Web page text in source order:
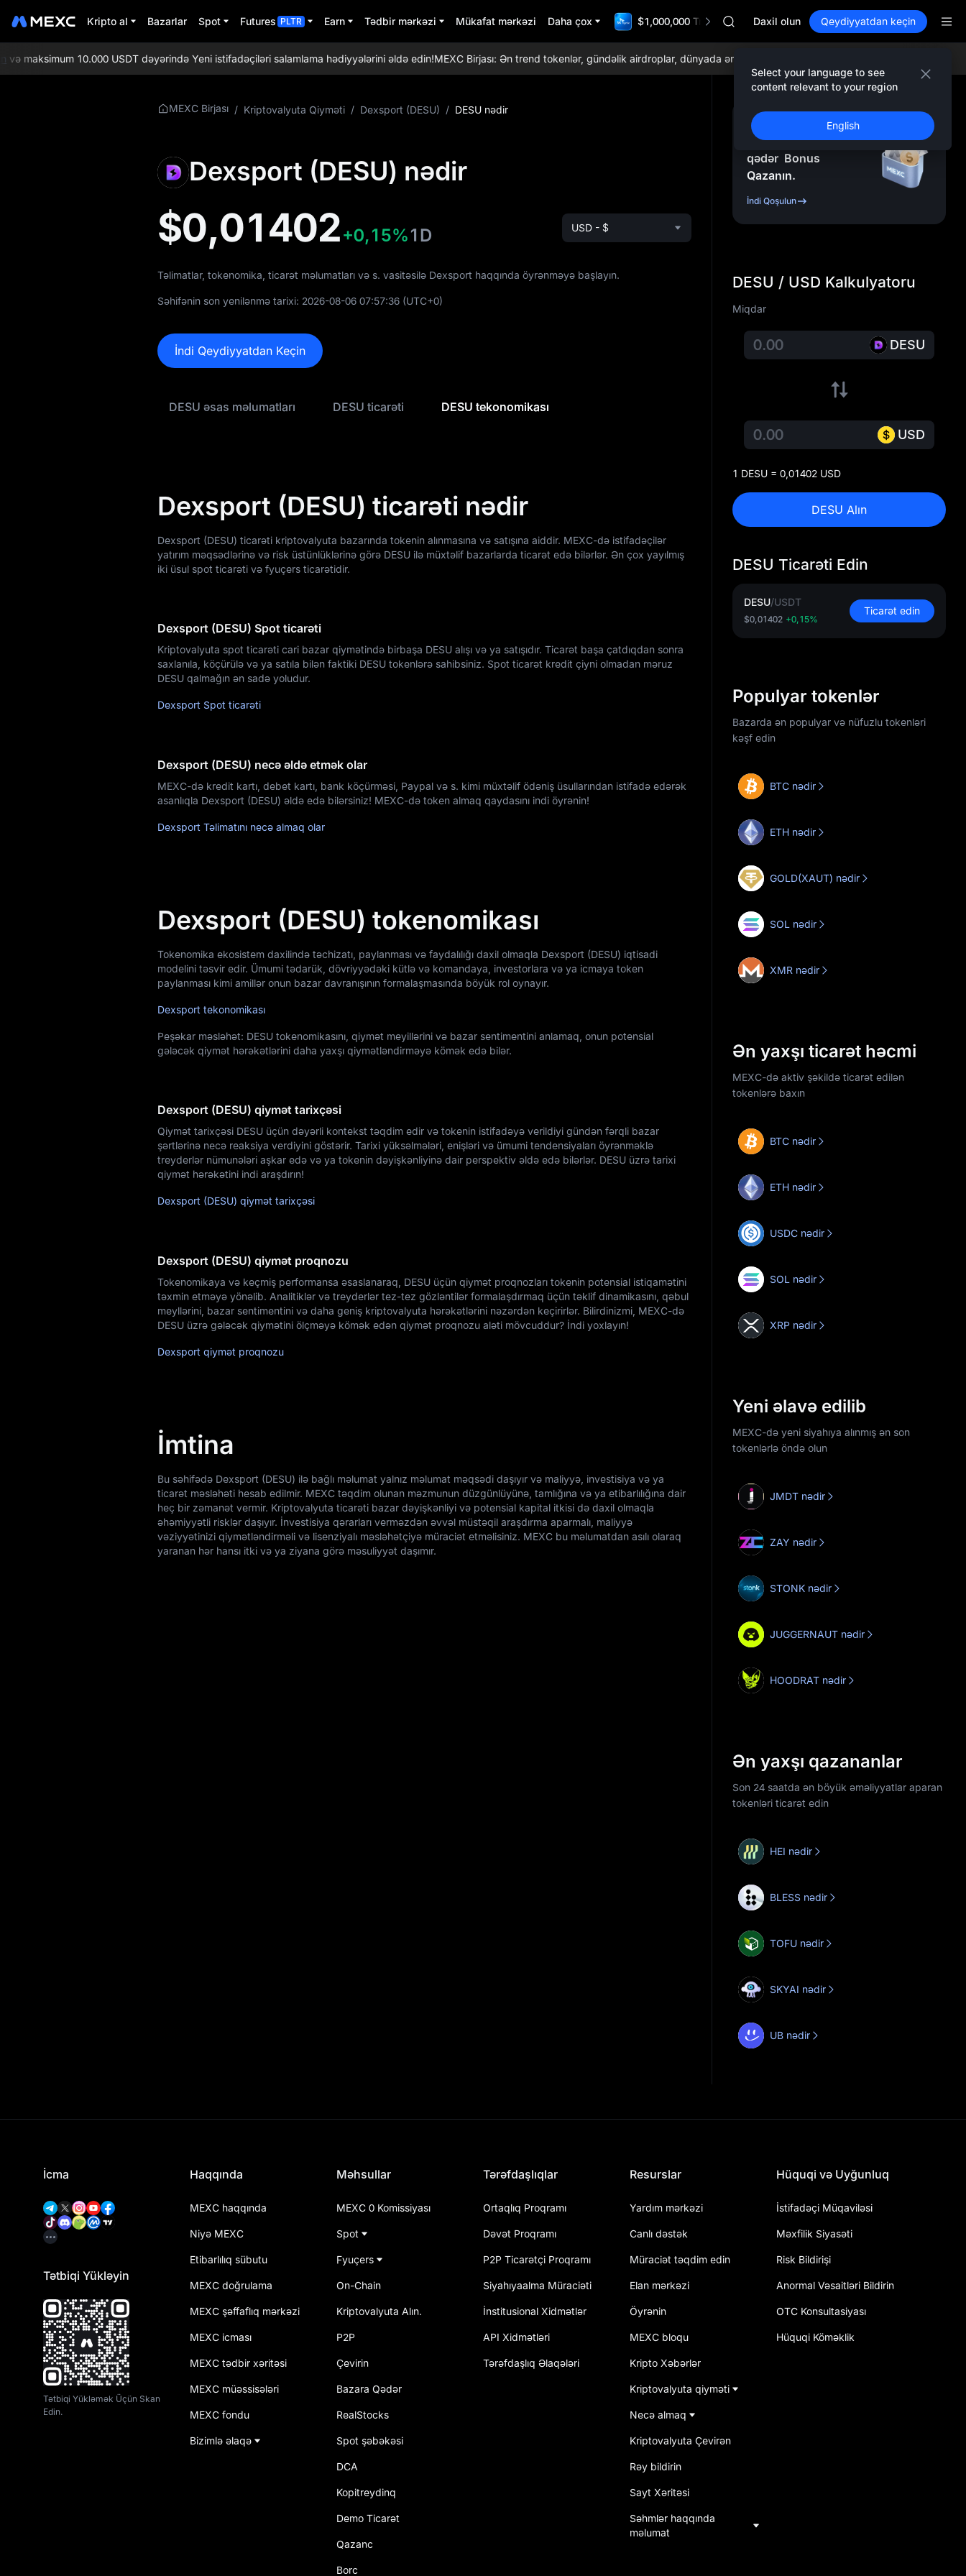
Kripto al Bazarlar Spot Futures PLTR Earn Tədbir mərkəzi Mükafat mərkəzi Daha çox $1,000,000 TradFi GalaUNITREE
Unitree Future Now Live
MINIMAX
UNITREE
Unitree Future Now Live
Daxil olun Qeydiyyatdan keçin
Select your language to see
content relevant to your region
English
maksimum 10.000 USDT dəyərində Yeni istifadəçiləri salamlama hədiyyələrini əldə edin!MEXC Birjası: Ən trend tokenlər, gündəlik airdroplar, dünyada ən aşağı ticarət komissiyaları və hərtərəfli likvidlikdən
MEXC Birjası / Kriptovalyuta Qiyməti / Dexsport (DESU) / DESU nədir
Dexsport (DESU) nədir
$0,01402+0,15%1D USD - $
Təlimatlar, tokenomika, ticarət məlumatları və s. vasitəsilə Dexsport haqqında öyrənməyə başlayın.
Səhifənin son yenilənmə tarixi: 2026-08-06 07:57:36 (UTC+0)
İndi Qeydiyyatdan Keçin
DESU əsas məlumatları DESU ticarəti DESU tekonomikası
Dexsport (DESU) ticarəti nədir
Dexsport (DESU) ticarəti kriptovalyuta bazarında tokenin alınmasına və satışına aiddir. MEXC-də istifadəçilər
yatırım məqsədlərinə və risk üstünlüklərinə görə DESU ilə müxtəlif bazarlarda ticarət edə bilərlər. Ən çox yayılmış
iki üsul spot ticarəti və fyuçers ticarətidir.
Dexsport (DESU) Spot ticarəti
Kriptovalyuta spot ticarəti cari bazar qiymətində birbaşa DESU alışı və ya satışıdır. Ticarət başa çatdıqdan sonra
saxlanıla, köçürülə və ya satıla bilən faktiki DESU tokenlərə sahibsiniz. Spot ticarət kredit çiyni olmadan məruz
DESU qalmağın ən sadə yoludur.
Dexsport Spot ticarəti
Dexsport (DESU) necə əldə etmək olar
MEXC-də kredit kartı, debet kartı, bank köçürməsi, Paypal və s. kimi müxtəlif ödəniş üsullarından istifadə edərək
asanlıqla Dexsport (DESU) əldə edə bilərsiniz! MEXC-də token almaq qaydasını indi öyrənin!
Dexsport Təlimatını necə almaq olar
Dexsport (DESU) tokenomikası
Tokenomika ekosistem daxilində təchizatı, paylanması və faydalılığı daxil olmaqla Dexsport (DESU) iqtisadi
modelini təsvir edir. Ümumi tədarük, dövriyyədəki kütlə və komandaya, investorlara və ya icmaya token
paylanması kimi amillər onun bazar davranışının formalaşmasında böyük rol oynayır.
Dexsport tekonomikası
Peşəkar məsləhət: DESU tokenomikasını, qiymət meyillərini və bazar sentimentini anlamaq, onun potensial
gələcək qiymət hərəkətlərini daha yaxşı qiymətləndirməyə kömək edə bilər.
Dexsport (DESU) qiymət tarixçəsi
Qiymət tarixçəsi DESU üçün dəyərli kontekst təqdim edir və tokenin istifadəyə verildiyi gündən fərqli bazar
şərtlərinə necə reaksiya verdiyini göstərir. Tarixi yüksəlmələri, enişləri və ümumi tendensiyaları öyrənməklə
treyderlər nümunələri aşkar edə və ya tokenin dəyişkənliyinə dair perspektiv əldə edə bilərlər. DESU üzrə tarixi
qiymət hərəkətini indi araşdırın!
Dexsport (DESU) qiymət tarixçəsi
Dexsport (DESU) qiymət proqnozu
Tokenomikaya və keçmiş performansa əsaslanaraq, DESU üçün qiymət proqnozları tokenin potensial istiqamətini
təxmin etməyə yönəlib. Analitiklər və treyderlər tez-tez gözləntilər formalaşdırmaq üçün təklif dinamikasını, qəbul
meyllərini, bazar sentimentini və daha geniş kriptovalyuta hərəkətlərini nəzərdən keçirirlər. Bilirdinizmi, MEXC-də
DESU üzrə gələcək qiymətini ölçməyə kömək edən qiymət proqnozu aləti mövcuddur? İndi yoxlayın!
Dexsport qiymət proqnozu
İmtina
Bu səhifədə Dexsport (DESU) ilə bağlı məlumat yalnız məlumat məqsədi daşıyır və maliyyə, investisiya və ya
ticarət məsləhəti hesab edilmir. MEXC təqdim olunan məzmunun düzgünlüyünə, tamlığına və ya etibarlılığına dair
heç bir zəmanət vermir. Kriptovalyuta ticarəti bazar dəyişkənliyi və potensial kapital itkisi də daxil olmaqla
əhəmiyyətli risklər daşıyır. İnvestisiya qərarları verməzdən əvvəl müstəqil araşdırma aparmalı, maliyyə
vəziyyətinizi qiymətləndirməli və lisenziyalı məsləhətçiyə müraciət etməlisiniz. MEXC bu məlumatdan asılı olaraq
yaranan hər hansı itki və ya ziyana görə məsuliyyət daşımır.
Qeydiyyatdan Keçin
və 10.000USDT -ə
qədər Bonus
Qazanın.
İndi Qoşulun
DESU / USD Kalkulyatoru
Miqdar
DESU
USD
1 DESU = 0,01402 USD
DESU Alın
DESU Ticarəti Edin
DESU/USDT
$0,01402 +0,15%
Ticarət edin
Populyar tokenlər
Bazarda ən populyar və nüfuzlu tokenləri
kəşf edin
BTC nədir
ETH nədir
GOLD(XAUT) nədir
SOL nədir
XMR nədir
Ən yaxşı ticarət həcmi
MEXC-də aktiv şəkildə ticarət edilən
tokenlərə baxın
BTC nədir
ETH nədir
USDC nədir
SOL nədir
XRP nədir
Yeni əlavə edilib
MEXC-də yeni siyahıya alınmış ən son
tokenlərlə öndə olun
JMDT nədir
ZAY nədir
STONK nədir
JUGGERNAUT nədir
HOODRAT nədir
Ən yaxşı qazananlar
Son 24 saatda ən böyük əməliyyatlar aparan
tokenləri ticarət edin
HEI nədir
BLESS nədir
TOFU nədir
SKYAI nədir
UB nədir
İcma
Tətbiqi Yükləyin
Tətbiqi Yükləmək Üçün Skan
Edin.
Haqqında
MEXC haqqında
Niyə MEXC
Etibarlılıq sübutu
MEXC doğrulama
MEXC şəffaflıq mərkəzi
MEXC icması
MEXC tədbir xəritəsi
MEXC müəssisələri
MEXC fondu
Bizimlə əlaqə
Məhsullar
MEXC 0 Komissiyası
Spot
Fyuçers
On-Chain
Kriptovalyuta Alın.
P2P
Çevirin
Bazara Qədər
RealStocks
Spot şəbəkəsi
DCA
Kopitreydinq
Demo Ticarət
Qazanc
Borc
Tərəfdaşlıqlar
Ortaqlıq Proqramı
Dəvət Proqramı
P2P Ticarətçi Proqramı
Siyahıyaalma Müraciəti
İnstitusional Xidmətlər
API Xidmətləri
Tərəfdaşlıq Əlaqələri
Resurslar
Yardım mərkəzi
Canlı dəstək
Müraciət təqdim edin
Elan mərkəzi
Öyrənin
MEXC bloqu
Kripto Xəbərlər
Kriptovalyuta qiyməti
Necə almaq
Kriptovalyuta Çevirən
Rəy bildirin
Sayt Xəritəsi
Səhmlər haqqında
məlumat
Hüquqi və Uyğunluq
İstifadəçi Müqaviləsi
Məxfilik Siyasəti
Risk Bildirişi
Anormal Vəsaitləri Bildirin
OTC Konsultasiyası
Hüquqi Köməklik